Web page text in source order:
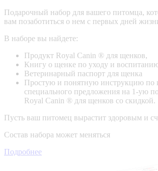
Подарочный набор для вашего питомца,
вам позаботиться о нем с первых дней
В наборе вы найдете:
Продукт Royal Canin ® для щенков,
Книгу о щенке по уходу и
Ветеринарный паспорт для щенка
Простую и понятную инструкцию по
специального предложения на 1-ую
Royal Canin ® для щенков со скидкой.
Пусть ваш питомец вырастит здоровым и
Состав набора может меняться
Подробнее